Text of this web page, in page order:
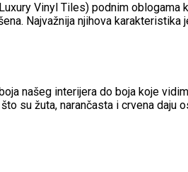
Vinyl Tiles) podnim
Najvažnija njihova
našeg interijera do boja koje
su žuta, narančasta i crvena daju